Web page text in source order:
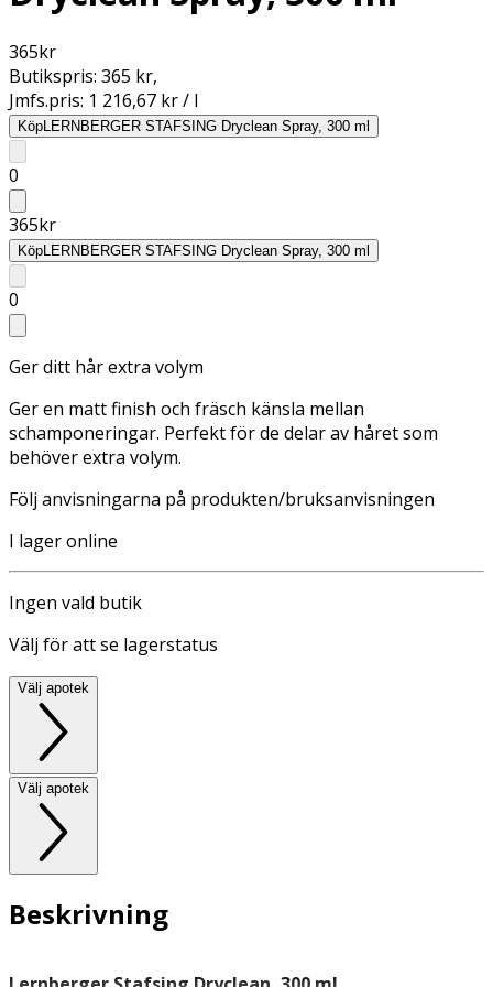
365kr
Butikspris: 365 kr,
Jmfs.pris: 1 216,67 kr / l
KöpLERNBERGER STAFSING Dryclean Spray, 300 ml
0
365kr
KöpLERNBERGER STAFSING Dryclean Spray, 300 ml
0
Ger ditt hår extra volym
Ger en matt finish och fräsch känsla mellan
schamponeringar. Perfekt för de delar av håret som
behöver extra volym.
Följ anvisningarna på produkten/bruksanvisningen
I lager online
Ingen vald butik
Välj för att se lagerstatus
Välj apotek
Välj apotek
Beskrivning